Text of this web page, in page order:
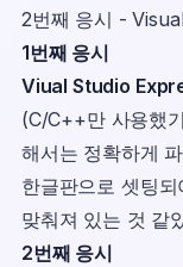
2번째 응시 -
1번째 응시
Viual Studio
(C/C++만 사용했
해서는 정확하게
한글판으로 셋팅
맞춰져 있는 것 같
2번째 응시